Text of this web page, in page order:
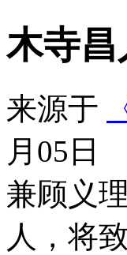
木寺
来源于
月05日
兼顾义
人，将